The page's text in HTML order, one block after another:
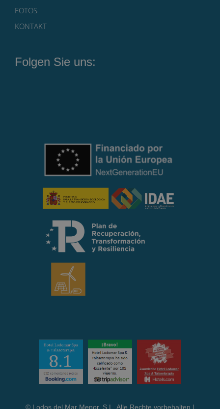
FOTOS
KONTAKT
Folgen Sie uns:
© Lodos del Mar Menor, S.L. Alle Rechte vorbehalten |